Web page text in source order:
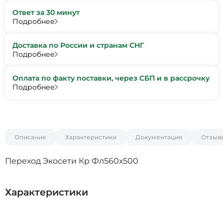
Ответ за 30 минут
Подробнее
Доставка по России и странам СНГ
Подробнее
Оплата по факту поставки, через СБП и в рассрочку
Подробнее
Описание Характеристики Документация
Переход Экосети Кр Фл560х500
Характеристики